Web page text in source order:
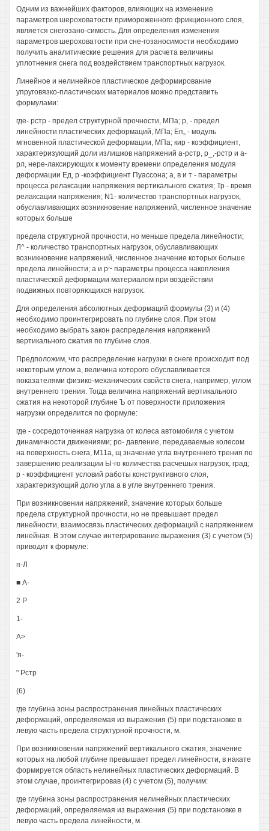
Одним из важнейших факторов, влияющих на изменение
параметров шероховатости примороженного фрикционного слоя,
является снегозано-симость. Для определения изменения
параметров шероховатости при сне-гозаносимости необходимо
получить аналитические решения для расчета величины
уплотнения снега под воздействием транспортных нагрузок.
Линейное и нелинейное пластическое деформирование
упруговязко-пластических материалов можно представить
формулами:
где- рстр - предел структурной прочности, МПа; р, - предел
линейности пластических деформаций, МПа; Еп„ - модуль
мгновенной пластической деформации, МПа; кир - коэффициент,
характеризующий доли излишков напряжений а-рстр, р_,-рстр и а-
рл, нере-лаксирующих к моменту времени определения модуля
деформации Ед, р -коэффициент Пуассона; а, в и т - параметры
процесса релаксации напряжения вертикального сжатия; Тр - время
релаксации напряжения; N1- количество транспортных нагрузок,
обуславливающих возникновение напряжений, численное значение
которых больше
предела структурной прочности, но меньше предела линейности;
Л^ - количество транспортных нагрузок, обуславливающих
возникновение напряжений, численное значение которых больше
предела линейности; а и р~ параметры процесса накопления
пластической деформации материалом при воздействии
подвижных повторяющихся нагрузок.
Для определения абсолютных деформаций формулы (3) и (4)
необходимо проинтегрировать по глубине слоя. При этом
необходимо выбрать закон распределения напряжений
вертикального сжатия по глубине слоя.
Предположим, что распределение нагрузки в снеге происходит под
некоторым углом а, величина которого обуславливается
показателями физико-механических свойств снега, например, углом
внутреннего трения. Тогда величина напряжений вертикального
сжатия на некоторой глубине Ъ от поверхности приложения
нагрузки определится по формуле:
где - сосредоточенная нагрузка от колеса автомобиля с учетом
динамичности движениями; ро- давление, передаваемые колесом
на поверхность снега, М11а, щ значение угла внутреннего трения по
завершению реализации Ы-го количества расчешых нагрузок, град;
р - коэффициент условий работы конструктивного слоя,
характеризующий долю угла а в угле внутреннего трения.
При возникновении напряжений, значение которых больше
предела структурной прочности, но не превышает предел
линейности, взаимосвязь пластических деформаций с напряжением
линейная. В этом случае интегрирование выражения (3) с учетом (5)
приводит к формуле:
п-Л
■ А-
2 Р
1-
А>
'я-
" Рстр
(6)
где глубина зоны распространения линейных пластических
деформаций, определяемая из выражения (5) при подстановке в
левую часть предела структурной прочности, м.
При возникновении напряжений вертикального сжатия, значение
которых на любой глубине превышает предел линейности, в накате
формируется область нелинейных пластических деформаций. В
этом случае, проинтегрировав (4) с учетом (5), получим:
где глубина зоны распространения нелинейных пластических
деформаций, определяемая из выражения (5) при подстановке в
левую часть предела линейности, м.